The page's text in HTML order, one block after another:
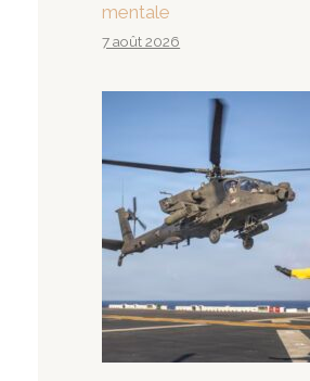
mentale
7 août 2026